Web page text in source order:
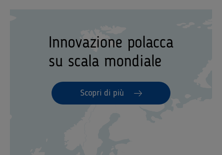
Innovazione polacca
su scala mondiale
Scopri di più